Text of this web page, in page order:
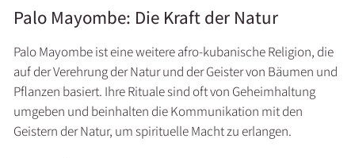
Palo Mayombe: Die Kraft der Natur
Palo Mayombe ist eine weitere afro-kubanische Religion, die
auf der Verehrung der Natur und der Geister von Bäumen und
Pflanzen basiert. Ihre Rituale sind oft von Geheimhaltung
umgeben und beinhalten die Kommunikation mit den
Geistern der Natur, um spirituelle Macht zu erlangen.